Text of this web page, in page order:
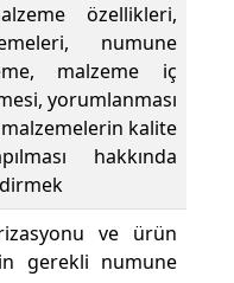
özellikleri,
numune
malzeme iç
yorumlanması
kalite
hakkında
ve ürün
gerekli numune